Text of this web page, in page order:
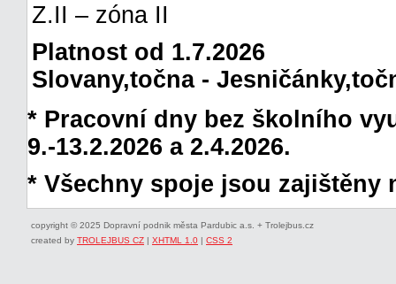
Z.II – zóna II
Platnost od 1.7.2026
Slovany,točna -
* Pracovní dny bez školního
9.-13.2.2026 a 2.4.2026.
* Všechny spoje jsou zajištěny
copyright © 2025 Dopravní podnik města Pardubic a.s. + Trolejbus.cz
created by TROLEJBUS CZ | XHTML 1.0 | CSS 2